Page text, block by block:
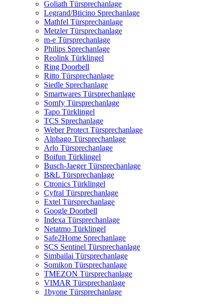
Goliath Türsprechanlage
Legrand/Bticino Sprechanlage
Mathfel Türsprechanlage
Metzler Türsprechanlage
m-e Türsprechanlage
Philips Sprechanlage
Reolink Türklingel
Ring Doorbell
Ritto Türsprechanlage
Siedle Sprechanlage
Smartwares Türsprechanlage
Somfy Türsprechanlage
Tapo Türklingel
TCS Sprechanlage
Weber Protect Türsprechanlage
Alphago Türsprechanlage
Arlo Türsprechanlage
Boifun Türklingel
Busch-Jaeger Türsprechanlage
B&L Türsprechanlage
Ctronics Türklingel
Cyfral Türsprechanlage
Extel Türsprechanlage
Google Doorbell
Indexa Türsprechanlage
Netatmo Türklingel
Safe2Home Sprechanlage
SCS Sentinel Türsprechanlage
Simbailai Türsprechanlage
Somikon Türsprechanlage
TMEZON Türsprechanlage
VIMAR Türsprechanlage
1byone Türsprechanlage